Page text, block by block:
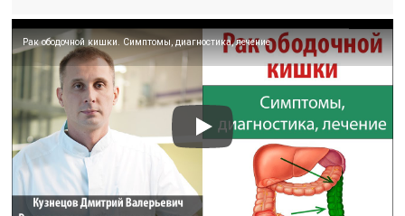
Рак ободочной кишки. Симптомы, диагностика, лечение